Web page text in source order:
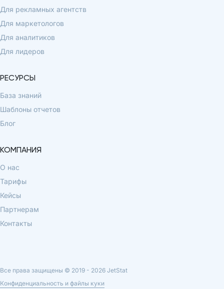
Для рекламных агентств
Для маркетологов
Для аналитиков
Для лидеров
РЕСУРСЫ
База знаний
Шаблоны отчетов
Блог
КОМПАНИЯ
О нас
Тарифы
Кейсы
Партнерам
Контакты
Все права защищены © 2019 - 2026 JetStat
Конфиденциальность и файлы куки